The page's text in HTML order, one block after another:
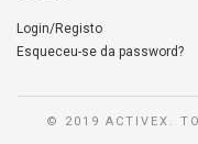
Login/Registo
Esqueceu-se da password?
© 2019 ACTIVEX.